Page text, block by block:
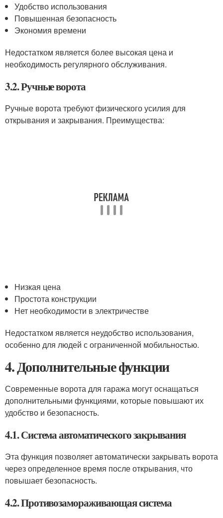
Удобство использования
Повышенная безопасность
Экономия времени
Недостатком является более высокая цена и
необходимость регулярного обслуживания.
3.2. Ручные ворота
Ручные ворота требуют физического усилия для
открывания и закрывания. Преимущества:
Низкая цена
Простота конструкции
Нет необходимости в электричестве
Недостатком является неудобство использования,
особенно для людей с ограниченной мобильностью.
4. Дополнительные функции
Современные ворота для гаража могут оснащаться
дополнительными функциями, которые повышают их
удобство и безопасность.
4.1. Система автоматического закрывания
Эта функция позволяет автоматически закрывать ворота
через определенное время после открывания, что
повышает безопасность.
4.2. Противозамораживающая система